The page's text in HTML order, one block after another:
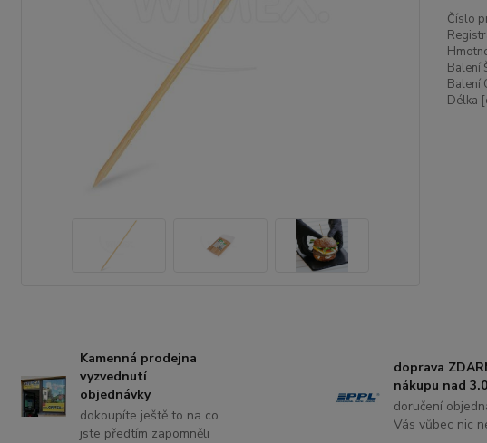
Číslo
Balení
Balení
Délka
Kamenná prodejna
vyzvednutí
objednávky
dokoupíte ještě to na co
jste předtím zapomněli
doprava
nákupu nad
doručení
Vás vůbec nic